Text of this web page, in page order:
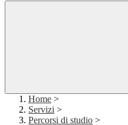
Home >
Servizi >
Percorsi di studio >